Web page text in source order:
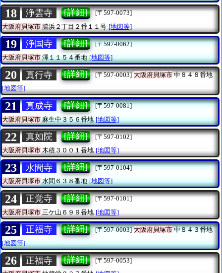
18 浄雲寺 [詳細]
[〒597-0073]
大阪府貝塚市 脇浜２丁目２番１１号 [地図等]
19 浄国寺 [詳細]
[〒597-0062]
大阪府貝塚市澤１１５４番地 [地図等]
20 真行寺 [詳細] [〒597-0003] 大阪府貝塚市中８４８番地
[地図等]
21 真成寺 [詳細]
[〒597-0081]
大阪府貝塚市麻生中３５６番地 [地図等]
22 真如院 [詳細]
[〒597-0102]
大阪府貝塚市 木積３００１番地 [地図等]
23 水間寺 [詳細]
[〒597-0104]
大阪府貝塚市水間６３８番地 [地図等]
24 正覚寺 [詳細]
[〒597-0101]
大阪府貝塚市 三ケ山６９９番地 [地図等]
25 正福寺 [詳細] [〒597-0003] 大阪府貝塚市中８４３番地
[地図等]
26 正福寺 [詳細]
[〒597-0053]